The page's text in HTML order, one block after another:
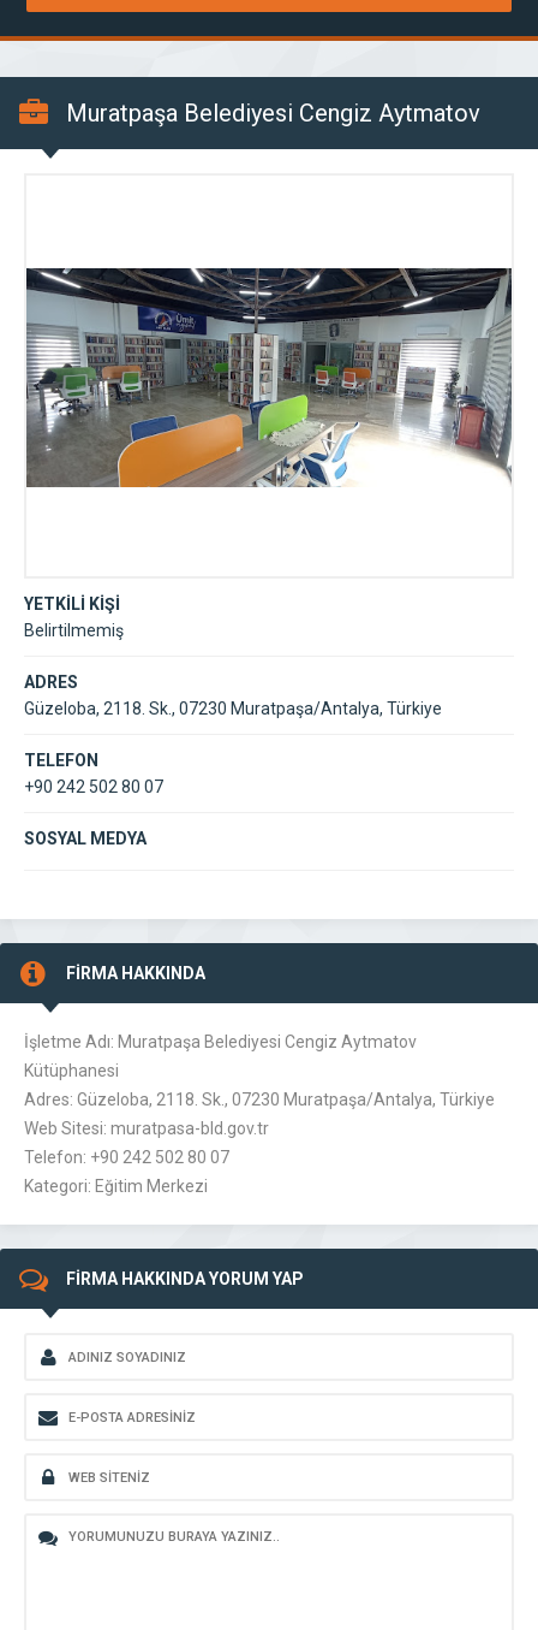
Muratpaşa Belediyesi Cengiz Aytmatov
YETKİLİ KİŞİ
Belirtilmemiş
ADRES
Güzeloba, 2118. Sk., 07230 Muratpaşa/Antalya, Türkiye
TELEFON
+90 242 502 80 07
SOSYAL MEDYA
FİRMA HAKKINDA
İşletme Adı: Muratpaşa Belediyesi Cengiz Aytmatov
Kütüphanesi
Adres: Güzeloba, 2118. Sk., 07230 Muratpaşa/Antalya, Türkiye
Web Sitesi: muratpasa-bld.gov.tr
Telefon: +90 242 502 80 07
Kategori: Eğitim Merkezi
FİRMA HAKKINDA YORUM YAP